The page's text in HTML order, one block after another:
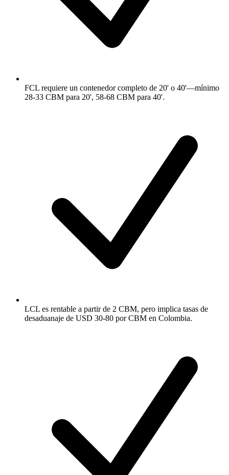
FCL requiere un contenedor completo de 20' o 40'—mínimo
28-33 CBM para 20', 58-68 CBM para 40'.
LCL es rentable a partir de 2 CBM, pero implica tasas de
desaduanaje de USD 30-80 por CBM en Colombia.